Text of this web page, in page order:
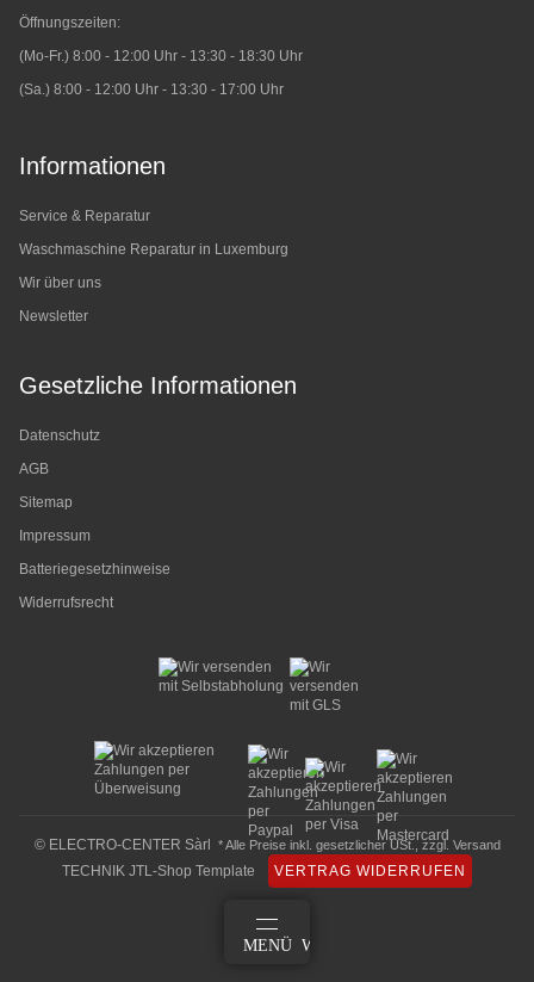
Öffnungszeiten:
(Mo-Fr.) 8:00 - 12:00 Uhr - 13:30 - 18:30 Uhr
(Sa.) 8:00 - 12:00 Uhr - 13:30 - 17:00 Uhr
Informationen
Service & Reparatur
Waschmaschine Reparatur in Luxemburg
Wir über uns
Newsletter
Gesetzliche Informationen
Datenschutz
AGB
Sitemap
Impressum
Batteriegesetzhinweise
Widerrufsrecht
© ELECTRO-CENTER Sàrl * Alle Preise inkl. gesetzlicher USt., zzgl. Versand
TECHNIK JTL-Shop Template VERTRAG WIDERRUFEN
MENÜ WARENKORB